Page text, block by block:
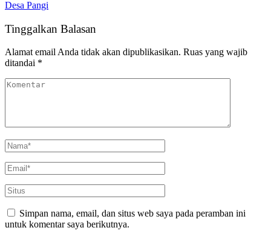
Desa Pangi
Tinggalkan Balasan
Alamat email Anda tidak akan dipublikasikan. Ruas yang wajib
ditandai *
Simpan nama, email, dan situs web saya pada peramban ini
untuk komentar saya berikutnya.